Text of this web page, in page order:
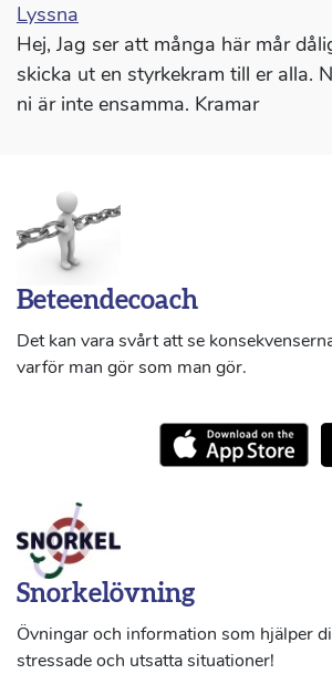
Lyssna
Hej, Jag ser att många här mår
skicka ut en styrkekram till er alla.
ni är inte ensamma. Kramar
Beteendecoach
Det kan vara svårt att se
varför man gör som man gör.
Snorkelövning
Övningar och information som hjälper
stressade och utsatta situationer!